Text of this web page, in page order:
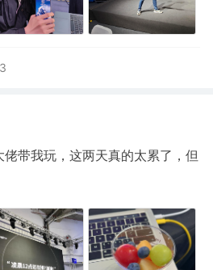
3
佬带我玩，这两天真的太累了，但